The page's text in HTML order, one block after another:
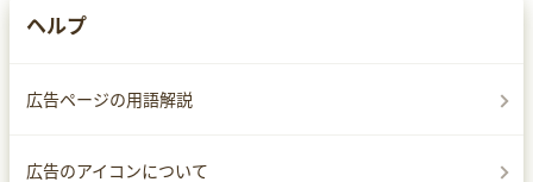
Yahoo!ショッピングのページが開かなかったり、警告の文言が
なお、設定方法は
サイトへ移動する
ヘルプ
広告ページの用語解説
広告のアイコンについて